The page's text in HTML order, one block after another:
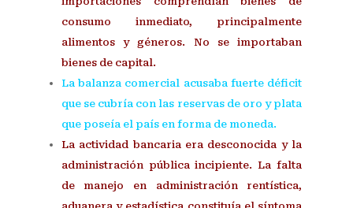
consumo inmediato, principalmente
alimentos y géneros. No se importaban
bienes de capital.
La balanza comercial acusaba fuerte déficit
que se cubría con las reservas de oro y plata
que poseía el país en forma de moneda.
La actividad bancaria era desconocida y la
administración pública incipiente. La falta
de manejo en administración rentística,